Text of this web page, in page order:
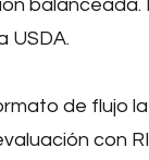
USDA.
de flujo
con